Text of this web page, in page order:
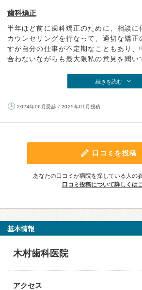
歯科矯正
半年ほど前に歯科矯正のために、相談に
カウンセリングを行なって、適切な矯正
すが自分の仕事が不定期なこともあり、
合わないながらも最大限私の意見を聞い
続きを読む
2024年06月受診 / 2025年01月投稿
口コミを投稿
あなたの口コミが病院を探している人の
口コミ投稿について詳しくは
基本情報
木村歯科医院
アクセス